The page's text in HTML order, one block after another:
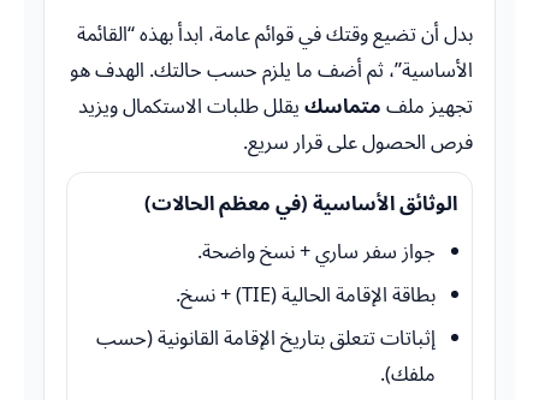
بدل أن تضيع وقتك في قوائم عامة، ابدأ بهذه “القائمة
الأساسية”، ثم أضف ما يلزم حسب حالتك. الهدف هو
تجهيز ملف متماسك يقلل طلبات الاستكمال ويزيد
فرص الحصول على قرار سريع.
الوثائق الأساسية (في معظم الحالات)
جواز سفر ساري + نسخ واضحة.
بطاقة الإقامة الحالية (TIE) + نسخ.
إثباتات تتعلق بتاريخ الإقامة القانونية (حسب
ملفك).